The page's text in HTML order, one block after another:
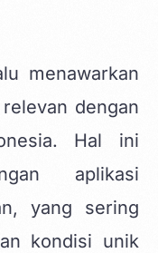
menawarkan
dengan
Hal ini
aplikasi
yang sering
kondisi unik